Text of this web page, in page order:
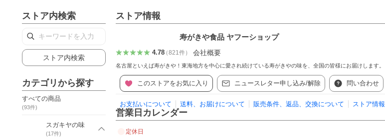
ストア内検索
ストア内検索
カテゴリから探す
すべての商品
(93件)
スガキヤの味
(17件)
ストア情報
寿がきや食品 ヤフーショップ
4.78（821件） 会社概要
名古屋といえば寿がきや！東海地方を中心に愛され続けている寿がきやの味を、全国の皆様にお届けします。
このストアをお気に入り ニュースレター申し込み/解除 問い合わせ
お支払いについて 送料、お届けについて 販売条件、返品、交換について ストア情報
営業日カレンダー
定休日